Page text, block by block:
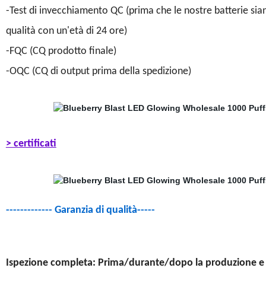
-Test di invecchiamento QC (prima che le nostre batterie
qualità con un'età di 24 ore)
-FQC (CQ prodotto finale)
-OQC (CQ di output prima della spedizione)
> certificati
------------- Garanzia di qualità-----
Ispezione completa: Prima/durante/dopo la produzione